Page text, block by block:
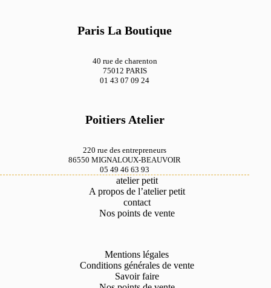
Paris La Boutique
40 rue de charenton
75012 PARIS
01 43 07 09 24
Poitiers Atelier
220 rue des entrepreneurs
86550 MIGNALOUX-BEAUVOIR
05 49 46 63 93
atelier petit
A propos de l’atelier petit
contact
Nos points de vente
Mentions légales
Conditions générales de vente
Savoir faire